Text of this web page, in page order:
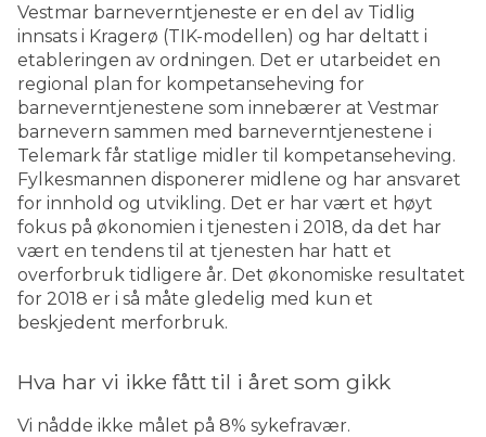
Vestmar barneverntjeneste er en del av Tidlig
innsats i Kragerø (TIK-modellen) og har deltatt i
etableringen av ordningen. Det er utarbeidet en
regional plan for kompetanseheving for
barneverntjenestene som innebærer at Vestmar
barnevern sammen med barneverntjenestene i
Telemark får statlige midler til kompetanseheving.
Fylkesmannen disponerer midlene og har ansvaret
for innhold og utvikling. Det er har vært et høyt
fokus på økonomien i tjenesten i 2018, da det har
vært en tendens til at tjenesten har hatt et
overforbruk tidligere år. Det økonomiske resultatet
for 2018 er i så måte gledelig med kun et
beskjedent merforbruk.
Hva har vi ikke fått til i året som gikk
Vi nådde ikke målet på 8% sykefravær.